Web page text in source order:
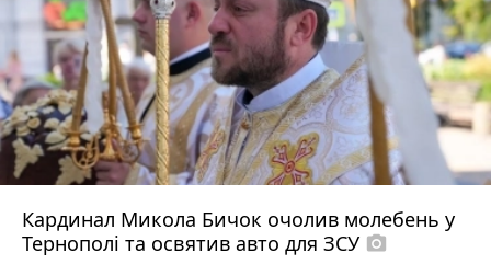
Кардинал Микола Бичок очолив молебень у
Тернополі та освятив авто для ЗСУ photo_camera